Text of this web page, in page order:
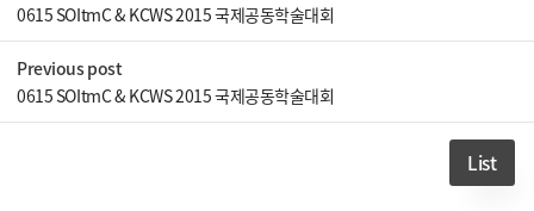
0615 SOItmC & KCWS 2015 국제공동학술대회
Previous post
0615 SOItmC & KCWS 2015 국제공동학술대회
List